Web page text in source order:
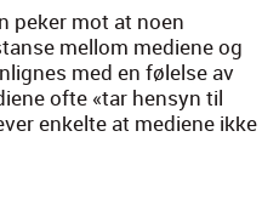
peker mot at noen
mel­lom medi­ene og
med en følelse av
ofte «tar hen­syn til
enkelte at medi­ene ikke